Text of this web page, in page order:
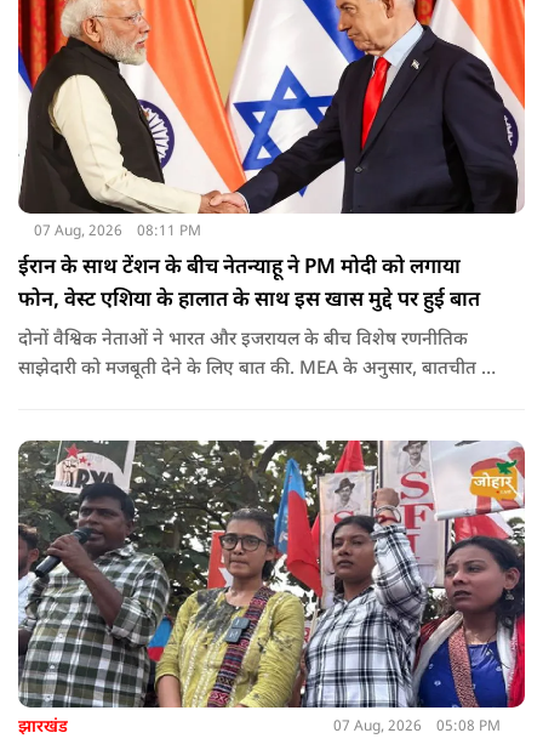
07 Aug, 2026 08:11 PM
ईरान के साथ टेंशन के बीच नेतन्याहू ने PM मोदी को लगाया
फोन, वेस्ट एशिया के हालात के साथ इस खास मुद्दे पर हुई बात
दोनों वैश्विक नेताओं ने भारत और इजरायल के बीच विशेष रणनीतिक
साझेदारी को मजबूती देने के ल‍िए बात की. MEA के अनुसार, बातचीत की
झारखंड 07 Aug, 2026 05:08 PM